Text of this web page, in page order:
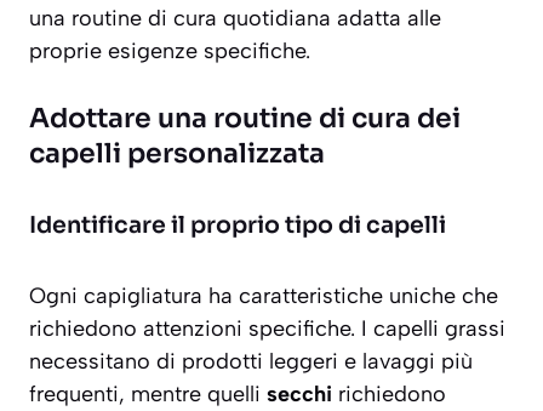
una routine di cura quotidiana adatta alle
proprie esigenze specifiche.
Adottare una routine di cura dei
capelli personalizzata
Identificare il proprio tipo di capelli
Ogni capigliatura ha caratteristiche uniche che
richiedono attenzioni specifiche. I capelli grassi
necessitano di prodotti leggeri e lavaggi più
frequenti, mentre quelli secchi richiedono